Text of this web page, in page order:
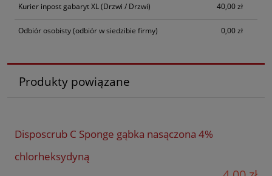
Kurier inpost gabaryt XL(Drzwi / Drzwi) 40,00 zł
Odbiór osobisty(odbiór w siedzibie firmy) 0,00 zł
Produkty powiązane
Disposcrub C Sponge gąbka nasączona 4%
chlorheksydyną